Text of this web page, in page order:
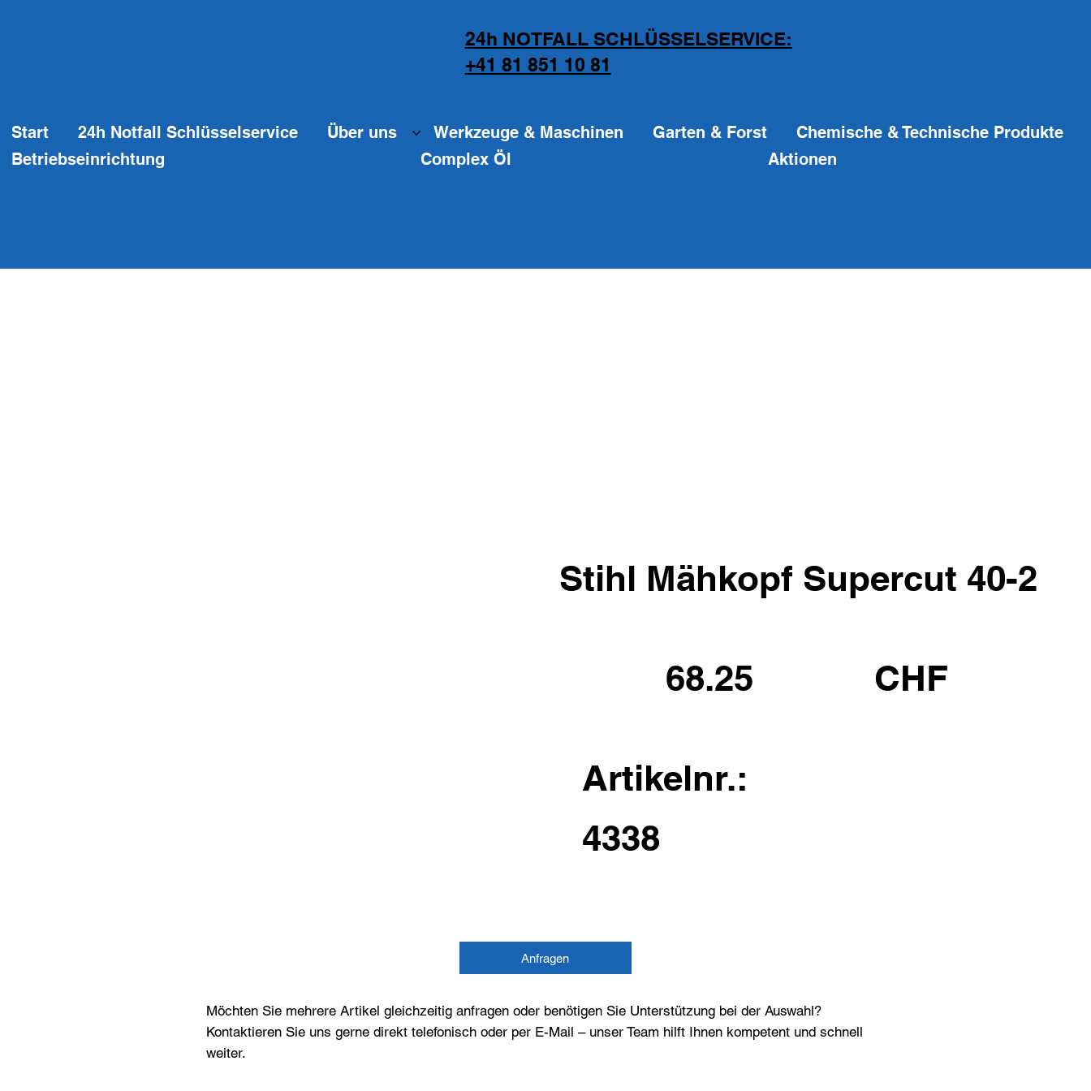
24h NOTFALL SCHLÜSSELSERVICE:
+41 81 851 10 81
Start 24h Notfall Schlüsselservice Über uns Werkzeuge & Maschinen Garten & Forst
Chemische & Technische Produkte
Betriebseinrichtung
Complex Öl Aktionen
Stihl Mähkopf Supercut 40-2
68.25 CHF
Artikelnr.:
4338
Anfragen
Möchten Sie mehrere Artikel gleichzeitig anfragen oder benötigen Sie Unterstützung bei der Auswahl?
Kontaktieren Sie uns gerne direkt telefonisch oder per E-Mail – unser Team hilft Ihnen kompetent und schnell
weiter.